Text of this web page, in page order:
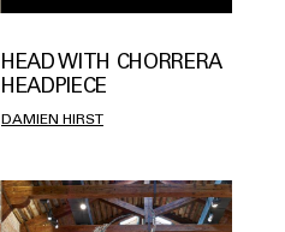
HEAD WITH CHORRERA
HEADPIECE
DAMIEN HIRST